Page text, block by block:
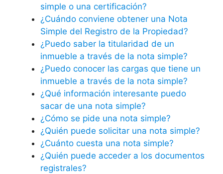
simple o una certificación?
¿Cuándo conviene obtener una Nota
Simple del Registro de la Propiedad?
¿Puedo saber la titularidad de un
inmueble a través de la nota simple?
¿Puedo conocer las cargas que tiene un
inmueble a través de la nota simple?
¿Qué información interesante puedo
sacar de una nota simple?
¿Cómo se pide una nota simple?
¿Quién puede solicitar una nota simple?
¿Cuánto cuesta una nota simple?
¿Quién puede acceder a los documentos
registrales?